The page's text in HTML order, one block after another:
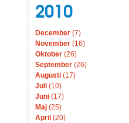
2010
December (7)
November (16)
Oktober (26)
September (26)
Augusti (17)
Juli (10)
Juni (17)
Maj (25)
April (20)